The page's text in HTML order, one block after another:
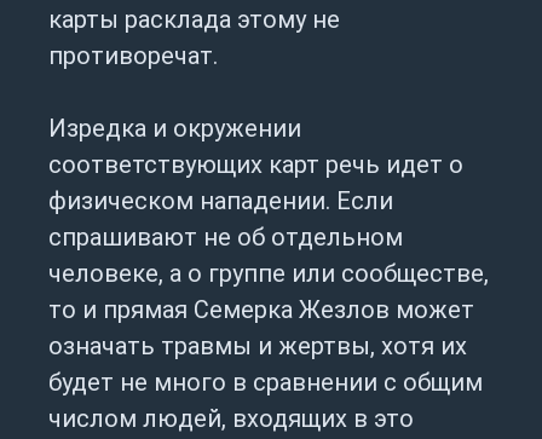
карты расклада этому не
противоречат.
Изредка и окружении
соответствующих карт речь идет о
физическом нападении. Если
спрашивают не об отдельном
человеке, а о группе или сообществе,
то и прямая Семерка Жезлов может
означать травмы и жертвы, хотя их
будет не много в сравнении с общим
числом людей, входящих в это